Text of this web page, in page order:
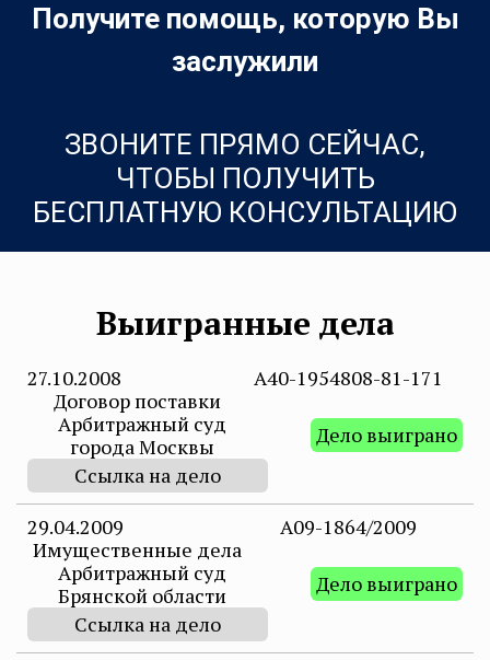
Получите помощь, которую Вы
заслужили
ЗВОНИТЕ ПРЯМО СЕЙЧАС,
ЧТОБЫ ПОЛУЧИТЬ
БЕСПЛАТНУЮ КОНСУЛЬТАЦИЮ
Выигранные дела
27.10.2008
А40-1954808-81-171
Договор поставки
Арбитражный суд
города Москвы
Дело выиграно
Ссылка на дело
29.04.2009
А09-1864/2009
Имущественные дела
Арбитражный суд
Брянской области
Дело выиграно
Ссылка на дело